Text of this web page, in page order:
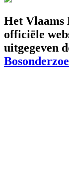
Het Vlaams
officiële
uitgegeven